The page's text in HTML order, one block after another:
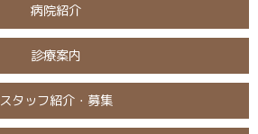
病院紹介
診療案内
スタッフ紹介・募集